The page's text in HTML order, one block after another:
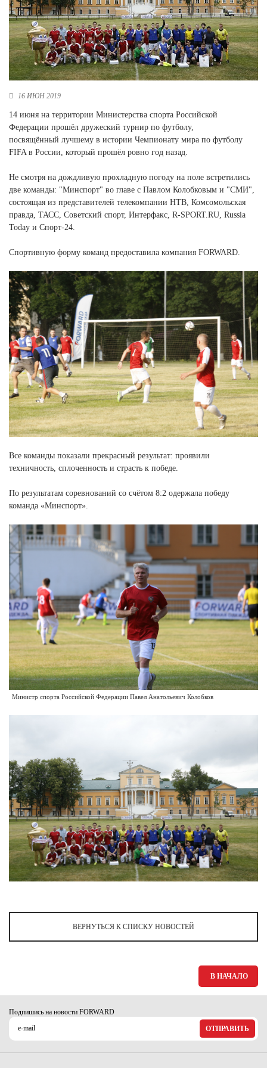
Новосибирская область (3)
Омская область (5)
Республика Башкортостан (3)
Республика Крым (1)
Республика Татарстан (2)
Ростовская область (2)
Самарская область (1)
Санкт-Петербург и ЛО (3)
Саратовская область (1)
Свердловская область (5)
Смоленская область (1)
Ставропольский край (5)
Томская область (1)
Тульская область (1)
Хакасия (1)
Челябинская область (2)
Ямало-Ненецкий автономный округ (1)
Ярославская область (1)
16 ИЮН 2019
14 июня на территории Министерства спорта Российской
Федерации прошёл дружеский турнир по футболу,
посвящённый лучшему в истории Чемпионату мира по футболу
FIFA в России, который прошёл ровно год назад.
Не смотря на дождливую прохладную погоду на поле встретились
две команды: "Минспорт" во главе с Павлом Колобковым и "СМИ",
состоящая из представителей телекомпании НТВ, Комсомольская
правда, ТАСС, Советский спорт, Интерфакс, R-SPORT.RU, Russia
Today и Спорт-24.
Спортивную форму команд предоставила компания FORWARD.
Все команды показали прекрасный результат: проявили
техничность, сплоченность и страсть к победе.
По результатам соревнований со счётом 8:2 одержала победу
команда «Минспорт».
Министр спорта Российской Федерации Павел Анатольевич Колобков
ВЕРНУТЬСЯ К СПИСКУ НОВОСТЕЙ
В НАЧАЛО
Подпишись на новости FORWARD
ОТПРАВИТЬ